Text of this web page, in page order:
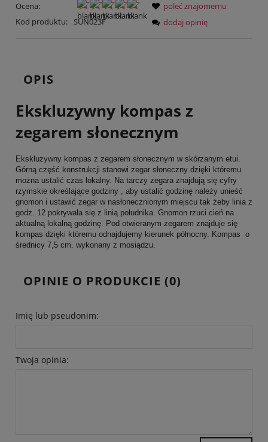
Ocena:
Kod produktu:
SUN023F
poleć znajomemu
dodaj opinię
OPIS
Ekskluzywny kompas z
zegarem słonecznym
Ekskluzywny kompas z zegarem słonecznym w skórzanym etui.
Górną część konstrukcji stanowi zegar słoneczny dzięki któremu
można ustalić czas lokalny. Na tarczy zegara znajdują się cyfry
rzymskie określające godziny , aby ustalić godzinę należy unieść
gnomon i ustawić zegar w nasłonecznionym miejscu tak żeby linia z
godz. 12 pokrywała się z linią południka. Gnomon rzuci cień na
aktualną lokalną godzinę. Pod otwieranym zegarem znajduje się
kompas dzięki któremu odnajdujemy kierunek północny. Kompas o
średnicy 7,5 cm. wykonany z mosiądzu.
OPINIE O PRODUKCIE (0)
Imię lub pseudonim:
Twoja opinia: